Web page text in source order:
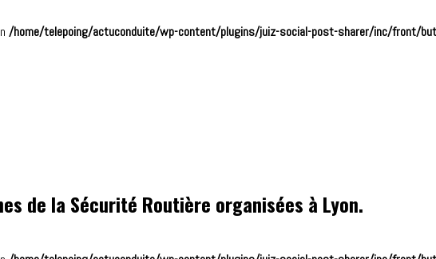
/home/telepoing/actuconduite/wp-content/plugins/juiz-social-post-sharer/inc/front/
de la Sécurité Routière organisées à Lyon.